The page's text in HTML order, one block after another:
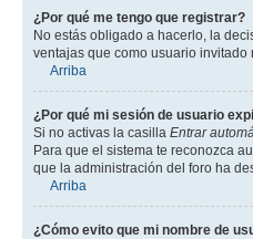
¿Por qué me tengo que registrar?
No estás obligado a hacerlo, la
ventajas que como usuario invitado
Arriba
¿Por qué mi sesión de usuario
Si no activas la casilla Entrar
Para que el sistema te reconozca
que la administración del foro ha
Arriba
¿Cómo evito que mi nombre de